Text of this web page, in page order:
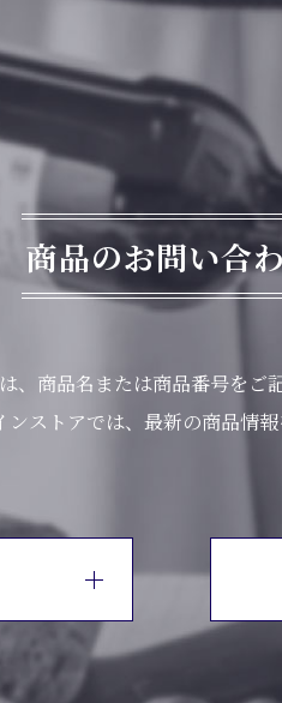
商品のお問い合
、商品名または商品番号をご
ストアでは、最新の商品情報